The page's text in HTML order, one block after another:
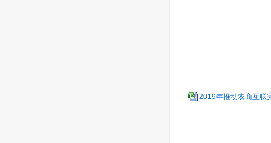
2019年推动农商互联